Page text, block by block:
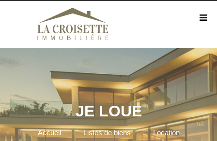
JE LOUE
Accueil Listes de biens
Location